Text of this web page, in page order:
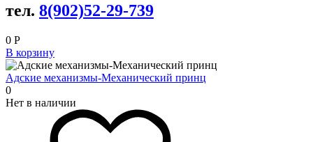
тел. 8(902)52-29-739
0 Р
В корзину
Адские механизмы-Механический принц
0
Нет в наличии